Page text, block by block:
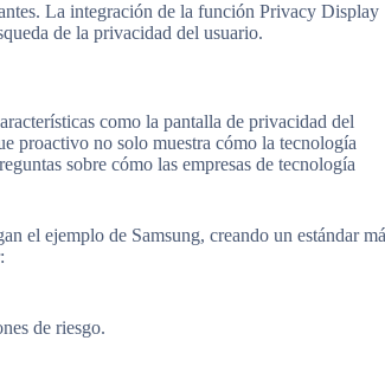
La integración de la función Privacy Display
de la privacidad del usuario.
como la pantalla de privacidad del
proactivo no solo muestra cómo la tecnología
sobre cómo las empresas de tecnología
el ejemplo de Samsung, creando un estándar
de riesgo.